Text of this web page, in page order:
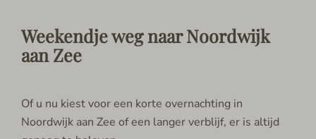
Weekendje weg naar Noordwijk
aan Zee
Of u nu kiest voor een korte overnachting in
Noordwijk aan Zee of een langer verblijf, er is altijd